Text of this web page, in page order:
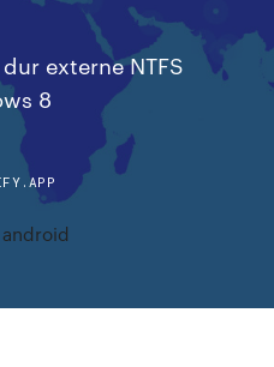
externe NTFS
8